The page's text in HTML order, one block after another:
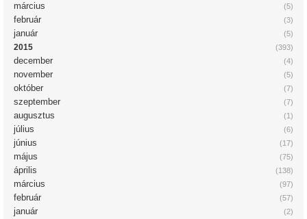
(5)
március
(3)
február
(5)
január
(393)
2015
(4)
december
(5)
november
(7)
október
(7)
szeptember
(1)
augusztus
(6)
július
(17)
június
(75)
május
(138)
április
(97)
március
(57)
február
(2)
január